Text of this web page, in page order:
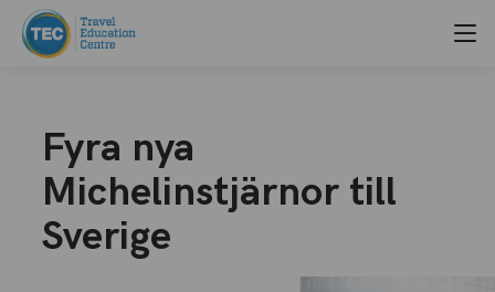
Fyra nya
Michelinstjärnor till
Sverige